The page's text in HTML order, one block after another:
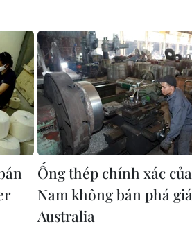
Ống thép chính xác
Nam không bán phá
Australia